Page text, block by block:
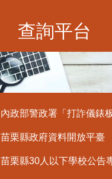
查詢平台
內政部警政署「打詐儀錶板
苗栗縣政府資料開放平臺
苗栗縣30人以下學校公告